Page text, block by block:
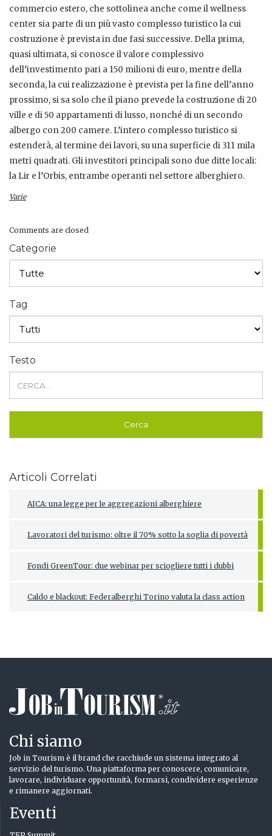
commercio estero, che sottolinea anche come il wellness
center sia parte di un più vasto complesso turistico la cui
costruzione è prevista in due fasi successive. Della prima,
quasi ultimata, si conosce il valore complessivo
dell’investimento pari a 150 milioni di euro, mentre della
seconda, la cui realizzazione è prevista per la fine dell’anno
prossimo, si sa solo che il piano prevede la costruzione di 20
ville e di 50 appartamenti di lusso, nonché di un secondo
albergo con 200 camere. L’intero complesso turistico si
estenderà, al termine dei lavori, su una superficie di 311 mila
metri quadrati. Gli investitori principali sono due ditte locali:
la Lir e l’Orbis, entrambe operanti nel settore alberghiero.
Varie
Comments are closed
Categorie
Tag
Testo
Articoli Correlati
AICA: una legge per le aggregazioni alberghiere
Lavoratori del turismo: oltre il 70% sotto la soglia di povertà
Fondi GreenTour: due webinar per sciogliere tutti i dubbi
Caldo e blackout: Federalberghi Torino valuta la class action
Chi siamo
Job in Tourism è il brand che racchiude un sistema integrato al
servizio del turismo. Una piattaforma per conoscere, comunicare,
lavorare, individuare opportunità, formarsi, condividere esperienze
e rimanere aggiornati.
Eventi